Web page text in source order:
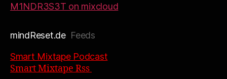
M1NDR3S3T on mixcloud
mindReset.deFeeds
Smart Mixtape Podcast
Smart Mixtape Rss